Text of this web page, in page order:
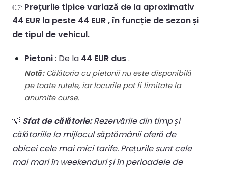
👉 Prețurile tipice variază de la aproximativ
44 EUR la peste 44 EUR , în funcție de sezon și
de tipul de vehicul.
Pietoni: De la 44 EUR dus.
Notă:Călătoria cu pietonii nu este disponibilă
pe toate rutele, iar locurile pot fi limitate la
anumite curse.
💡 Sfat de călătorie:Rezervările din timp și
călătoriile la mijlocul săptămânii oferă de
obicei cele mai mici tarife. Prețurile sunt cele
mai mari în weekenduri și în perioadele de